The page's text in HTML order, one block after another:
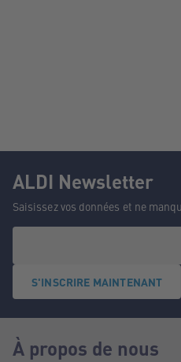
ALDI Newsletter
Saisissez vos données et ne
S'INSCRIRE MAINTENANT
À propos de nous